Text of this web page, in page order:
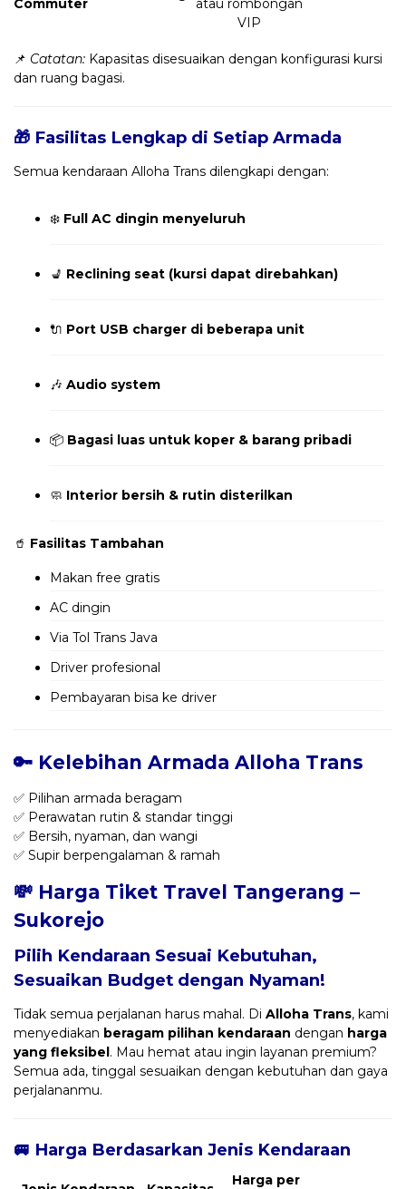
Commuter
atau rombongan
VIP
📌 Catatan: Kapasitas disesuaikan dengan konfigurasi kursi
dan ruang bagasi.
🎁 Fasilitas Lengkap di Setiap Armada
Semua kendaraan Alloha Trans dilengkapi dengan:
❄️ Full AC dingin menyeluruh
💺 Reclining seat (kursi dapat direbahkan)
🔌 Port USB charger di beberapa unit
🎶 Audio system
📦 Bagasi luas untuk koper & barang pribadi
🧼 Interior bersih & rutin disterilkan
🥤 Fasilitas Tambahan
Makan free gratis
AC dingin
Via Tol Trans Java
Driver profesional
Pembayaran bisa ke driver
🔑 Kelebihan Armada Alloha Trans
✅ Pilihan armada beragam
✅ Perawatan rutin & standar tinggi
✅ Bersih, nyaman, dan wangi
✅ Supir berpengalaman & ramah
💸 Harga Tiket Travel Tangerang –
Sukorejo
Pilih Kendaraan Sesuai Kebutuhan,
Sesuaikan Budget dengan Nyaman!
Tidak semua perjalanan harus mahal. Di Alloha Trans, kami
menyediakan beragam pilihan kendaraan dengan harga
yang fleksibel. Mau hemat atau ingin layanan premium?
Semua ada, tinggal sesuaikan dengan kebutuhan dan gaya
perjalananmu.
🚐 Harga Berdasarkan Jenis Kendaraan
Harga per